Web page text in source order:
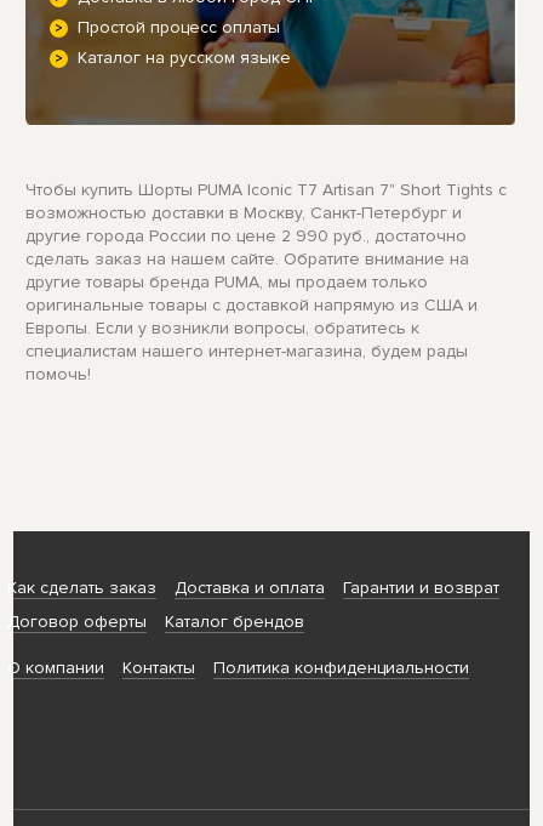
Простой процесс оплаты
Каталог на русском языке
Чтобы купить Шорты PUMA Iconic T7 Artisan 7" Short Tights с
возможностью доставки в Москву, Санкт-Петербург и
другие города России по цене 2 990 руб., достаточно
сделать заказ на нашем сайте. Обратите внимание на
другие товары бренда PUMA, мы продаем только
оригинальные товары с доставкой напрямую из США и
Европы. Если у возникли вопросы, обратитесь к
специалистам нашего интернет-магазина, будем рады
помочь!
Как сделать заказ Доставка и оплата
Гарантии и возврат
Договор оферты
Каталог брендов
О компании Контакты Политика конфиденциальности